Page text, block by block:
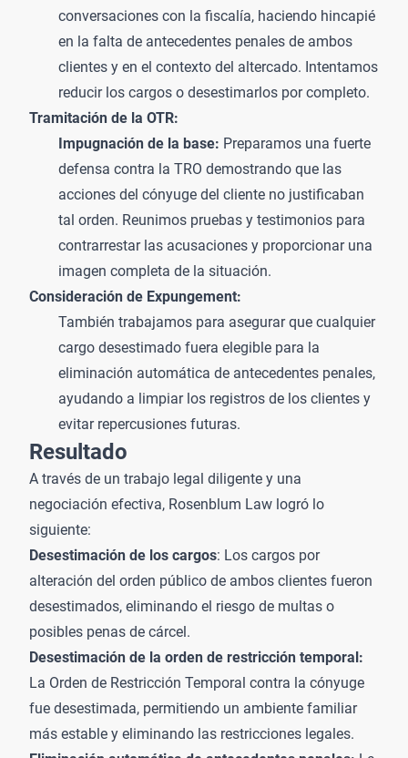
conversaciones con la fiscalía, haciendo hincapié
en la falta de antecedentes penales de ambos
clientes y en el contexto del altercado. Intentamos
reducir los cargos o desestimarlos por completo.
Tramitación de la OTR:
Impugnación de la base: Preparamos una fuerte
defensa contra la TRO demostrando que las
acciones del cónyuge del cliente no justificaban
tal orden. Reunimos pruebas y testimonios para
contrarrestar las acusaciones y proporcionar una
imagen completa de la situación.
Consideración de Expungement:
También trabajamos para asegurar que cualquier
cargo desestimado fuera elegible para la
eliminación automática de antecedentes penales,
ayudando a limpiar los registros de los clientes y
evitar repercusiones futuras.
Resultado
A través de un trabajo legal diligente y una
negociación efectiva, Rosenblum Law logró lo
siguiente:
Desestimación de los cargos: Los cargos por
alteración del orden público de ambos clientes fueron
desestimados, eliminando el riesgo de multas o
posibles penas de cárcel.
Desestimación de la orden de restricción temporal:
La Orden de Restricción Temporal contra la cónyuge
fue desestimada, permitiendo un ambiente familiar
más estable y eliminando las restricciones legales.